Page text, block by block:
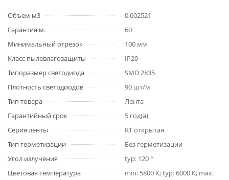
Объем м3
0.002521
Гарантия м.
60
Минимальный отрезок
100 мм
Класс пылевлагозащиты
IP20
Типоразмер светодиода
SMD 2835
Плотность светодиодов
90 шт/м
Тип товара
Лента
Гарантийный срок
5 год(а)
Серия ленты
RT открытая
Тип герметизации
Без герметизации
Угол излучения
typ: 120 °
Цветовая температура
min: 5800 K; typ: 6000 K; max: